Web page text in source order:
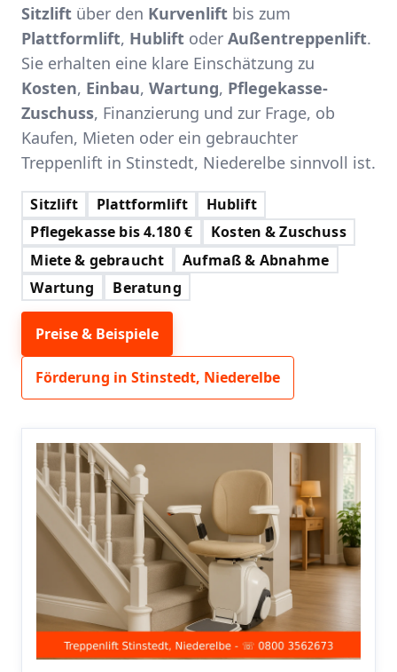
Sitzlift über den Kurvenlift bis zum
Plattformlift, Hublift oder Außentreppenlift.
Sie erhalten eine klare Einschätzung zu
Kosten, Einbau, Wartung, Pflegekasse-
Zuschuss, Finanzierung und zur Frage, ob
Kaufen, Mieten oder ein gebrauchter
Treppenlift in Stinstedt, Niederelbe sinnvoll ist.
Sitzlift Plattformlift
Hublift
Pflegekasse bis 4.180 €
Kosten & Zuschuss
Miete & gebraucht
Aufmaß & Abnahme
Wartung
Beratung
Preise & Beispiele
Förderung in Stinstedt, Niederelbe